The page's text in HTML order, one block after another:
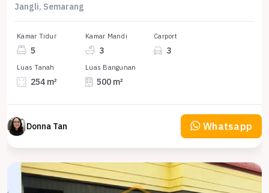
Jangli, Semarang
Kamar Tidur
5
Kamar Mandi
3
Carport
3
Luas Tanah
254 m²
Luas Bangunan
500 m²
Donna Tan Whatsapp